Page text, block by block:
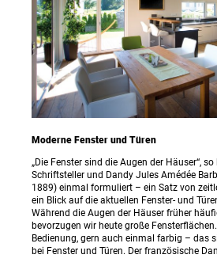
Moderne Fenster und Türen
„Die Fenster sind die Augen der Häuser“,
Schriftsteller und Dandy Jules Amédée
1889) einmal formuliert – ein Satz von
ein Blick auf die aktuellen Fenster- und
Während die Augen der Häuser früher
bevorzugen wir heute große
Bedienung, gern auch einmal farbig – das
bei Fenster und Türen. Der französische